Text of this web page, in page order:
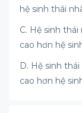
hệ sinh thái
C. Hệ sinh
cao hơn hệ
D. Hệ sinh
cao hơn hệ